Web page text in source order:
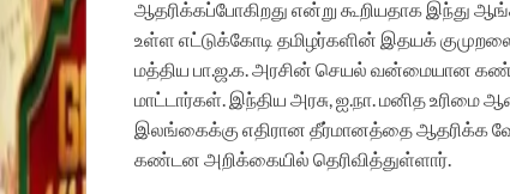
ஆதரிக்கப்போகிறது என்று கூறியதாக இந்து
உள்ள எட்டுக்கோடி தமிழர்களின் இதயக்
மத்திய பா.ஜ.க. அரசின் செயல் வன்மையான
மாட்டார்கள். இந்திய அரசு, ஐ.நா. மனித
இலங்கைக்கு எதிரான தீர்மானத்தை ஆதரிக்க
கண்டன அறிக்கையில் தெரிவித்துள்ளார்.